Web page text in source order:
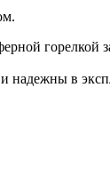
горелкой
надежны в